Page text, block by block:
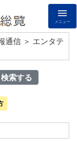
メニュー
通信 ＞ エンタテ
検索する